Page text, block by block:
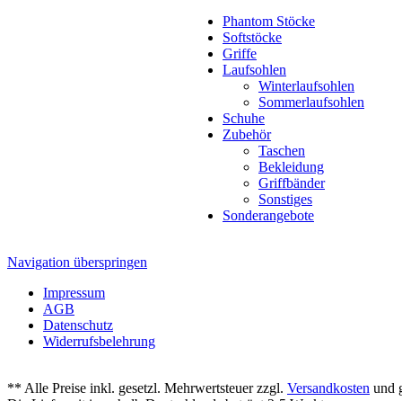
Phantom Stöcke
Softstöcke
Griffe
Laufsohlen
Winterlaufsohlen
Sommerlaufsohlen
Schuhe
Zubehör
Taschen
Bekleidung
Griffbänder
Sonstiges
Sonderangebote
Navigation überspringen
Impressum
AGB
Datenschutz
Widerrufsbelehrung
** Alle Preise inkl. gesetzl. Mehrwertsteuer zzgl. Versandkosten und